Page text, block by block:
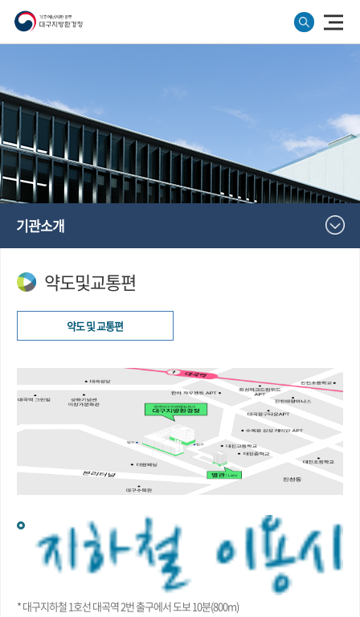
기관소개
약도및교통편
약도 및 교통편
* 대구지하철 1호선 대곡역 2번 출구에서 도보 10분(800m)